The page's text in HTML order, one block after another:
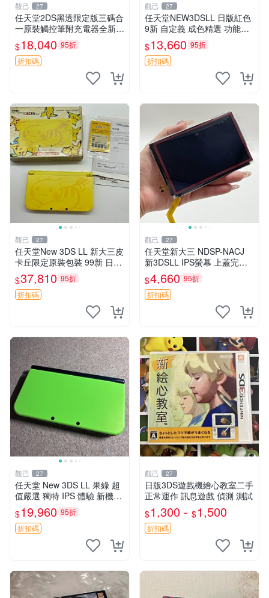
觀己 27
任天堂2DS黑透限定版三碼合
一原裝觸控筆附充電器全新未
使用功能正常 2DS 黑透版 數
位掌機 測試
$18,040 95折
折扣碼
觀己 27
任天堂NEW3DSLL 日版紅色
9新 自定義 成色精選 功能全
正常 屏幕輕微泛黃 新大三 任
天堂3DSLL 紅色 9成新 功能
好 輝光螢幕 正規版本
$13,660 95折
折扣碼
觀己 27
任天堂New 3DS LL 新大三皮
卡丘限定原裝包裝 99新 日版
未拆 屏幕完好帶膜 功能正常
轉軸無裂 按鍵搖桿測正常 附
贈國產觸控筆一支 新大三 皮
$37,810 95折
折扣碼
觀己 27
任天堂新大三 NDSP-NACJ
新3DSLL IPS螢幕 上蓋完美
未損傷 純正保護貼附 經典紅
配色 採購推薦 攝像收藏 3dsll
液晶 規格 IP
$4,660 95折
折扣碼
觀己 27
任天堂 New 3DS LL 果綠 超
值嚴選 獨特 IPS 體驗 新機外
觀品相 7538大三箱 黃屏預警
全功能支援 實用按鍵搖桿 十
分適合收藏 任天堂
$19,960 95折
折扣碼
觀己 27
日版3DS遊戲機繪心教室二手
正常運作 訊息遊戲 偵測 測試
$1,300 - $1,500
折扣碼